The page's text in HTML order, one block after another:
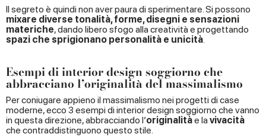
Il segreto è quindi non aver paura di sperimentare. Si possono
mixare diverse tonalità, forme, disegni e sensazioni
materiche, dando libero sfogo alla creatività e progettando
spazi che sprigionano personalità e unicità.
Esempi di interior design soggiorno che
abbracciano l’originalità del massimalismo
Per coniugare appieno il massimalismo nei progetti di case
moderne, ecco 3 esempi di interior design soggiorno che vanno
in questa direzione, abbracciando l’originalitàe la vivacità
che contraddistinguono questo stile.